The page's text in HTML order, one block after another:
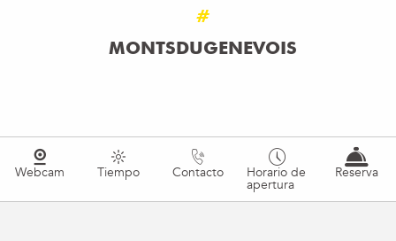
#
MONTSDUGENEVOIS
Webcam Tiempo Contacto Horario de
apertura
Reserva